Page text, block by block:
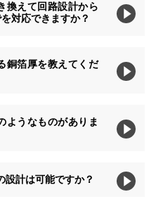
換えて回路設計から
対応できますか？
銅箔厚を教えてくだ
ようなものがありま
設計は可能ですか？